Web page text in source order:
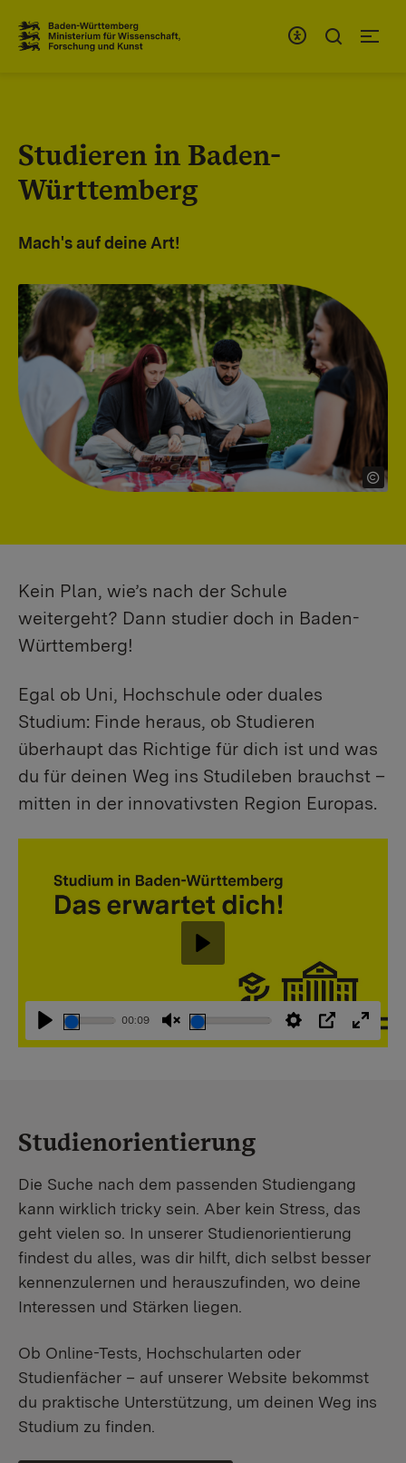
Studieren in Baden-
Württemberg
Mach's auf deine Art!
Kein Plan, wie’s nach der Schule
weitergeht? Dann studier doch in Baden-
Württemberg!
Egal ob Uni, Hochschule oder duales
Studium: Finde heraus, ob Studieren
überhaupt das Richtige für dich ist und was
du für deinen Weg ins Studileben brauchst –
mitten in der innovativsten Region Europas.
Abspielen
00:09
StummschaltungEinstellungen
PIP
Abspielen
Studienorientierung
Die Suche nach dem passenden Studiengang
kann wirklich tricky sein. Aber kein Stress, das
geht vielen so. In unserer Studienorientierung
findest du alles, was dir hilft, dich selbst besser
kennenzulernen und herauszufinden, wo deine
Interessen und Stärken liegen.
Ob Online-Tests, Hochschularten oder
Studienfächer – auf unserer Website bekommst
du praktische Unterstützung, um deinen Weg ins
Studium zu finden.